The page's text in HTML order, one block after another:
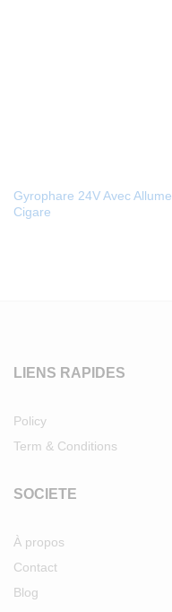
Gyrophare 24V Avec Allume
Cigare
LIENS RAPIDES
Policy
Term & Conditions
SOCIETE
À propos
Contact
Blog